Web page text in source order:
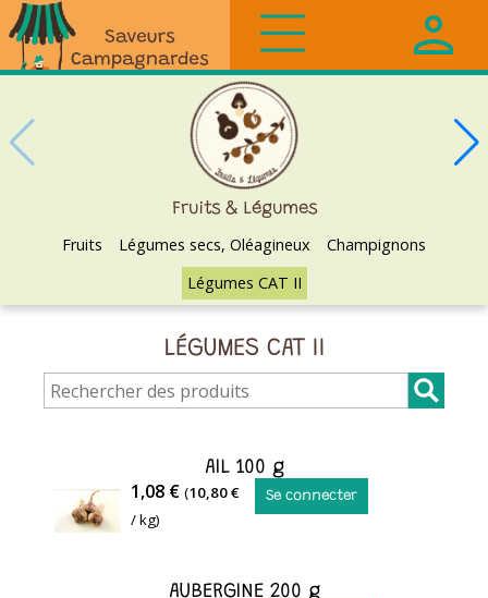
Saveurs
Campagnardes
Fruits & Légumes
Fruits Légumes secs, Oléagineux
Champignons
Légumes CAT II
LÉGUMES CAT II
AIL 100 g
AIL 1,08 € (10,80 €
/ kg)
Se connecter
AUBERGINE 200 g